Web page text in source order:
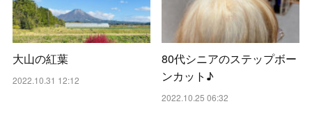
大山の紅葉
2022.10.31 12:12
80代シニアのステップボー
ンカット♪
2022.10.25 06:32